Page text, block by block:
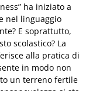
ha iniziato a
nel linguaggio
E soprattutto,
scolastico? La
alla pratica di
in modo non
un terreno fertile